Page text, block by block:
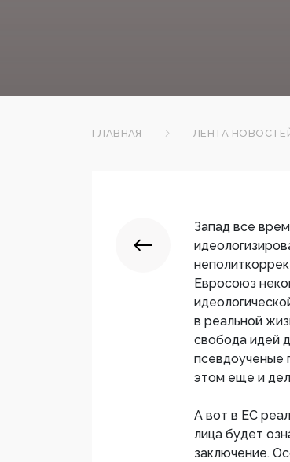
ГЛАВНАЯ ЛЕНТА
Запад все
Евросоюз
в реальной
свобода идей
псевдоученые
этом еще и
А вот в ЕС
лица будет
заключение.